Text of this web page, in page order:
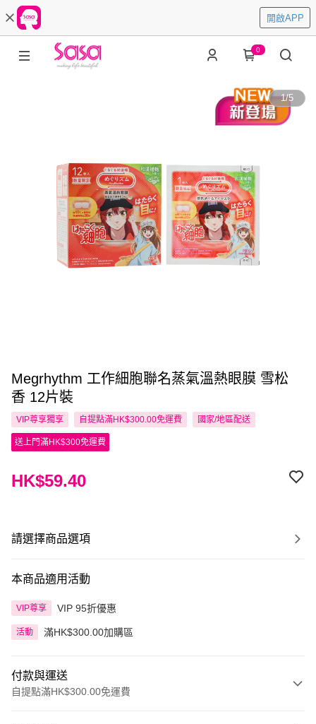
開啟APP
0
1/5
Megrhythm 工作細胞聯名蒸氣溫熱眼膜 雪松
香 12片裝
VIP尊享獨享 自提點滿HK$300.00免運費 國家/地區配送
送上門滿HK$300免運費
HK$59.40
請選擇商品選項
本商品適用活動
VIP尊享 VIP 95折優惠
活動 滿HK$300.00加購區
付款與運送
自提點滿HK$300.00免運費